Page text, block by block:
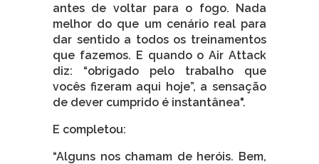
antes de voltar para o fogo. Nada
melhor do que um cenário real para
dar sentido a todos os treinamentos
que fazemos. E quando o Air Attack
diz: “obrigado pelo trabalho que
vocês fizeram aqui hoje”, a sensação
de dever cumprido é instantânea".
E completou:
“Alguns nos chamam de heróis. Bem,